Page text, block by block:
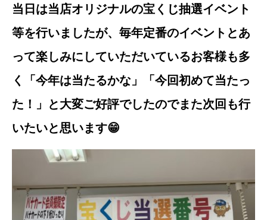
当日は当店オリジナルの宝くじ抽選イベント
等を行いましたが、毎年定番のイベントとあ
って楽しみにしていただいているお客様も多
く「今年は当たるかな」「今回初めて当たっ
た！」と大変ご好評でしたのでまた次回も行
いたいと思います😁